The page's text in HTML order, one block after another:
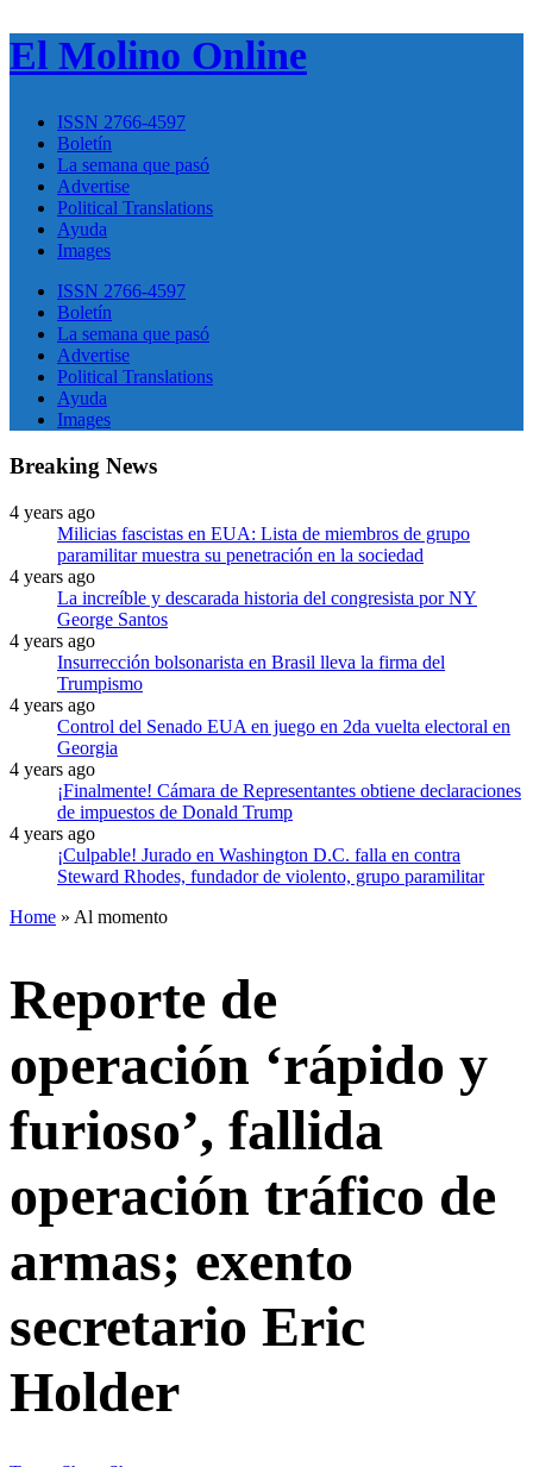
El Molino Online
ISSN 2766-4597
Boletín
La semana que pasó
Advertise
Political Translations
Ayuda
Images
ISSN 2766-4597
Boletín
La semana que pasó
Advertise
Political Translations
Ayuda
Images
Breaking News
4 years ago
Milicias fascistas en EUA: Lista de miembros de grupo
paramilitar muestra su penetración en la sociedad
4 years ago
La increíble y descarada historia del congresista por NY
George Santos
4 years ago
Insurrección bolsonarista en Brasil lleva la firma del
Trumpismo
4 years ago
Control del Senado EUA en juego en 2da vuelta electoral en
Georgia
4 years ago
¡Finalmente! Cámara de Representantes obtiene declaraciones
de impuestos de Donald Trump
4 years ago
¡Culpable! Jurado en Washington D.C. falla en contra
Steward Rhodes, fundador de violento, grupo paramilitar
Home » Al momento
Reporte de
operación ‘rápido y
furioso’, fallida
operación tráfico de
armas; exento
secretario Eric
Holder